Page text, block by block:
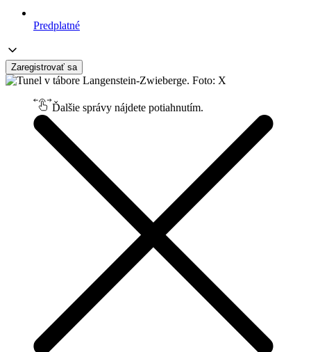
Predplatné
Zaregistrovať sa
Ďalšie správy nájdete potiahnutím.